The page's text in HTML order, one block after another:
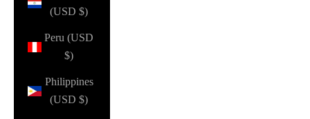
(USD $)
Peru (USD
$)
Philippines
(USD $)